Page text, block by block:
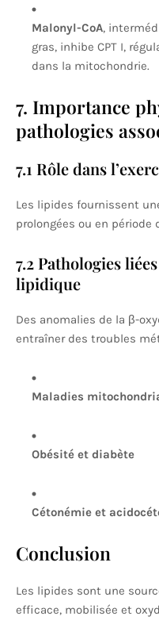
Malonyl-CoA,
gras, inhibe CPT I,
dans la mitochondrie.
7. Importance
pathologies
7.1 Rôle dans
Les lipides fournissent
prolongées ou en période
7.2 Pathologies
lipidique
Des anomalies de la β-
entraîner des troubles
Maladies
Obésité et diabète
Cétonémie et
Conclusion
Les lipides sont une
efficace, mobilisée et